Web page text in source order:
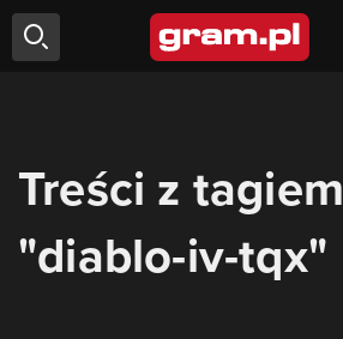
Treści z tagiem
"diablo-iv-tqx"